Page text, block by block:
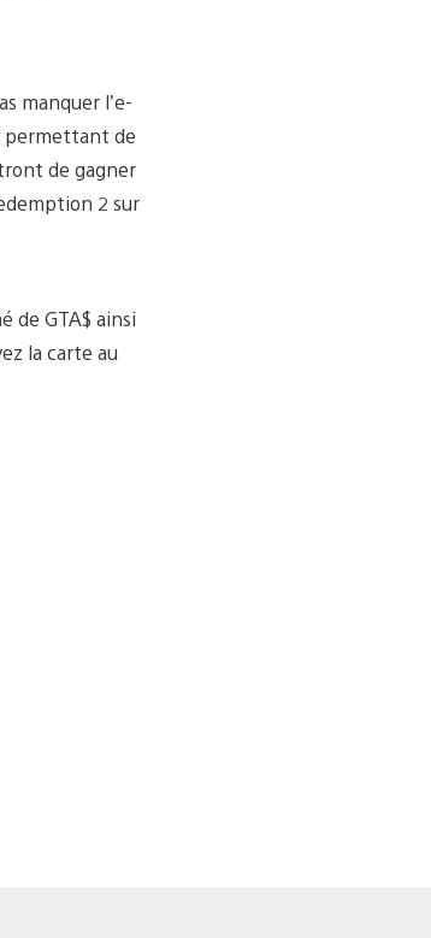
manquer l’e-
permettant de
de gagner
2 sur
de GTA$ ainsi
la carte au